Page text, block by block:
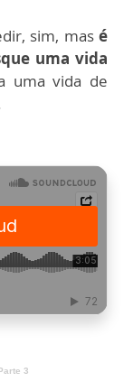
sim, mas é
uma vida
uma vida de
3